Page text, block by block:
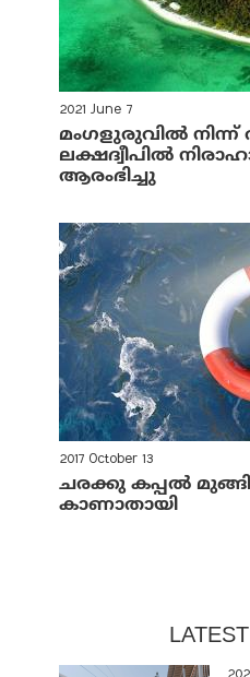
2021 June 7
മംഗളുരുവില്‍ നിന്ന്
ലക്ഷദ്വീപില്‍
ആരംഭിച്ചു
2017 October 13
ചരക്കു കപ്പല്‍ മുങ്ങി
കാണാതായി